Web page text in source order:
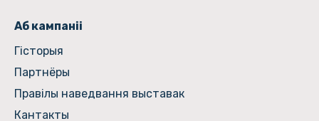
Аб кампаніі
Гiсторыя
Партнёры
Правілы наведвання выставак
Кантакты